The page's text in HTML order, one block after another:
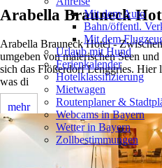
Arabella Brauneck
Arabella Brauneck Hotel -
umgeben von malerischen Seen
sich das Flößerdorf Lenggries. Hier
was di
mehr
Mit dem Auto
Bahn/öffentl.
Mit dem
Urlaub mit Hund
Ferienkalender
Hotelklassifizierung
Mietwagen
Routenplaner &
Webcams in Bayern
Wetter in Bayern
Zollbestimmungen